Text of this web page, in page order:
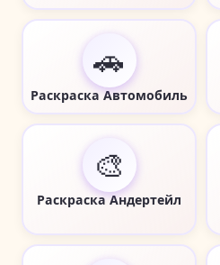
🚗
Раскраска Автомобиль
🎨
Раскраска Андертейл